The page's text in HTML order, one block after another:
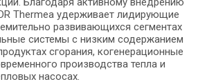
Thermea удерживает лидирующие
развивающихся сегментах
системы с низким содержанием
сгорания, когенерационные
производства тепла и
насосах.